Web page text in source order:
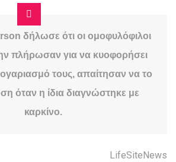
δήλωσε ότι οι ομοφυλόφιλοι
πλήρωσαν για να κυοφορήσει
τους, απαίτησαν να το
όταν η ίδια διαγνώστηκε με
καρκίνο.
LifeSiteNews